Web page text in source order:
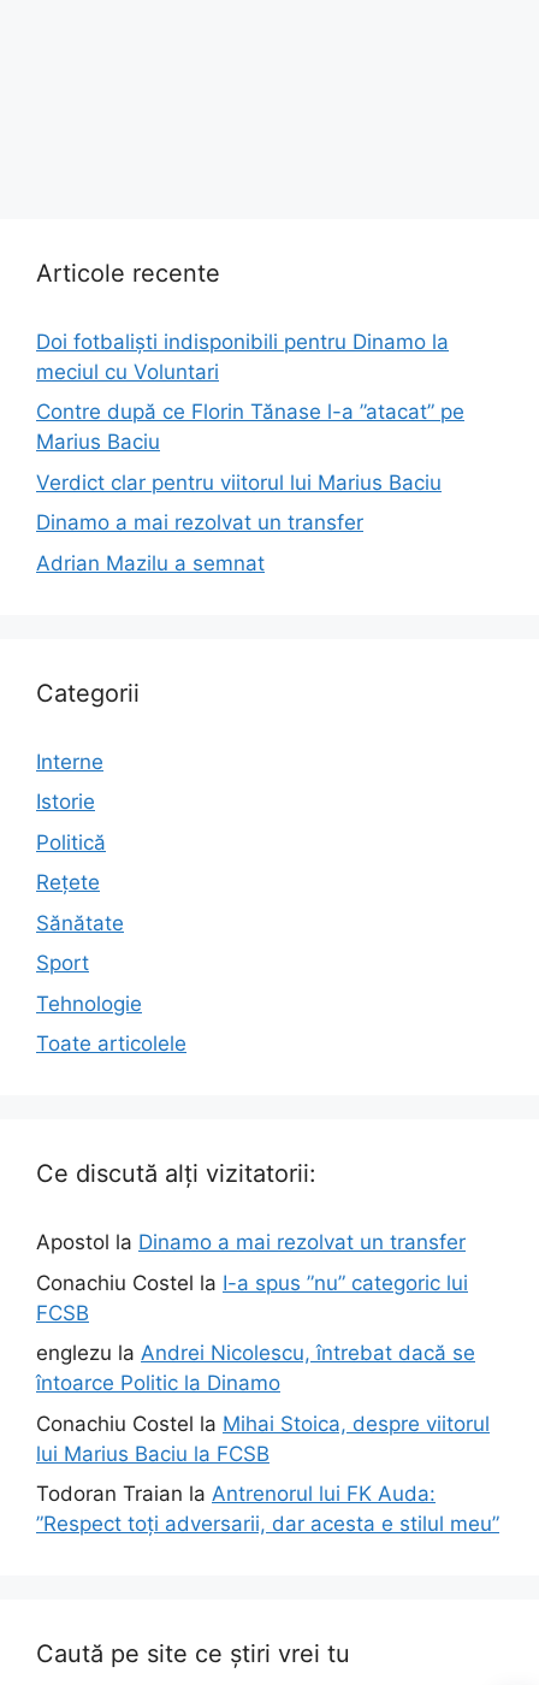
Articole recente
Doi fotbaliști indisponibili pentru Dinamo la
meciul cu Voluntari
Contre după ce Florin Tănase l-a ”atacat” pe
Marius Baciu
Verdict clar pentru viitorul lui Marius Baciu
Dinamo a mai rezolvat un transfer
Adrian Mazilu a semnat
Categorii
Interne
Istorie
Politică
Rețete
Sănătate
Sport
Tehnologie
Toate articolele
Ce discută alți vizitatorii:
Apostol la Dinamo a mai rezolvat un transfer
Conachiu Costel la I-a spus ”nu” categoric lui
FCSB
englezu la Andrei Nicolescu, întrebat dacă se
întoarce Politic la Dinamo
Conachiu Costel la Mihai Stoica, despre viitorul
lui Marius Baciu la FCSB
Todoran Traian la Antrenorul lui FK Auda:
”Respect toți adversarii, dar acesta e stilul meu”
Caută pe site ce știri vrei tu